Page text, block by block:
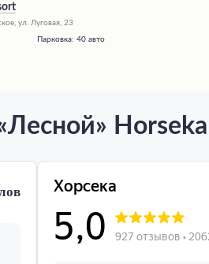
ул. Луговая, 23
Парковка:40 авто